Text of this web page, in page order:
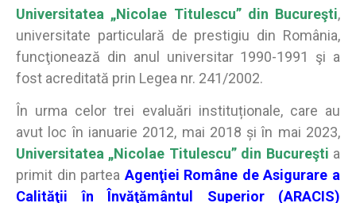
Universitatea „Nicolae Titulescu” din Bucureşti,
universitate particulară de prestigiu din România,
funcţionează din anul universitar 1990-1991 şi a
fost acreditată prin Legea nr. 241/2002.
În urma celor trei evaluări instituționale, care au
avut loc în ianuarie 2012, mai 2018 și în mai 2023,
Universitatea „Nicolae Titulescu” din Bucureşti a
primit din parteaAgenţiei Române de Asigurare a
Calităţii în Învăţământul Superior (ARACIS)